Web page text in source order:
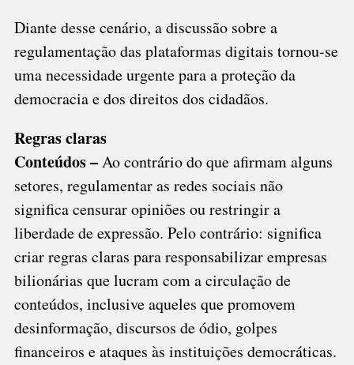
Diante desse cenário, a discussão sobre a
regulamentação das plataformas digitais tornou-se
uma necessidade urgente para a proteção da
democracia e dos direitos dos cidadãos.
Regras claras
Conteúdos –Ao contrário do que afirmam alguns
setores, regulamentar as redes sociais não
significa censurar opiniões ou restringir a
liberdade de expressão. Pelo contrário: significa
criar regras claras para responsabilizar empresas
bilionárias que lucram com a circulação de
conteúdos, inclusive aqueles que promovem
desinformação, discursos de ódio, golpes
financeiros e ataques às instituições democráticas.